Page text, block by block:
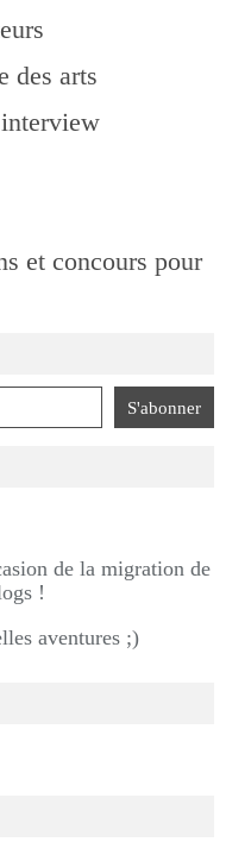
des arts
et concours pour
de la migration de
!
aventures ;)